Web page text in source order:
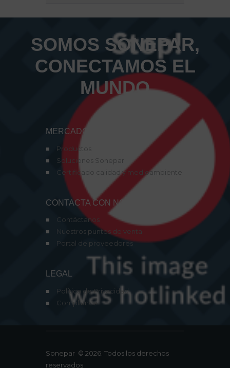
SOMOS SONEPAR,
CONECTAMOS EL
MUNDO
MERCADOS Y SOLUCIONES
Productos
Soluciones Sonepar
Certificado calidad y medioambiente
CONTACTA CON NOSOTROS
Contáctanos
Nuestros puntos de venta
Portal de proveedores
LEGAL
Política de Privacidad
Compliance
Sonepar © 2026. Todos los derechos
reservados